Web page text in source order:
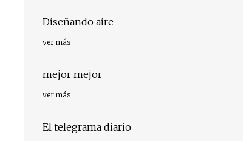
Diseñando aire
ver más
mejor mejor
ver más
El telegrama diario